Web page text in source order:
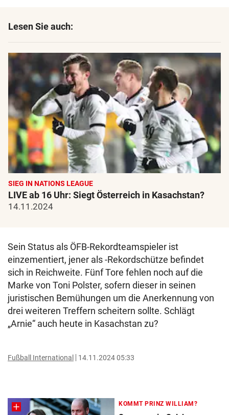
Lesen Sie auch:
SIEG IN NATIONS LEAGUE
LIVE ab 16 Uhr: Siegt Österreich in Kasachstan?
14.11.2024
Sein Status als ÖFB-Rekordteamspieler ist
einzementiert, jener als -Rekordschütze befindet
sich in Reichweite. Fünf Tore fehlen noch auf die
Marke von Toni Polster, sofern dieser in seinen
juristischen Bemühungen um die Anerkennung von
drei weiteren Treffern scheitern sollte. Schlägt
„Arnie“ auch heute in Kasachstan zu?
Fußball International 14.11.2024 05:33
KOMMT PRINZ WILLIAM?